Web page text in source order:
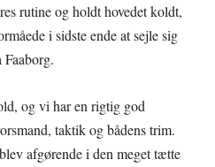
rutine og holdt hovedet koldt,
i sidste ende at sejle sig
og vi har en rigtig god
taktik og bådens trim.
afgørende i den meget tætte